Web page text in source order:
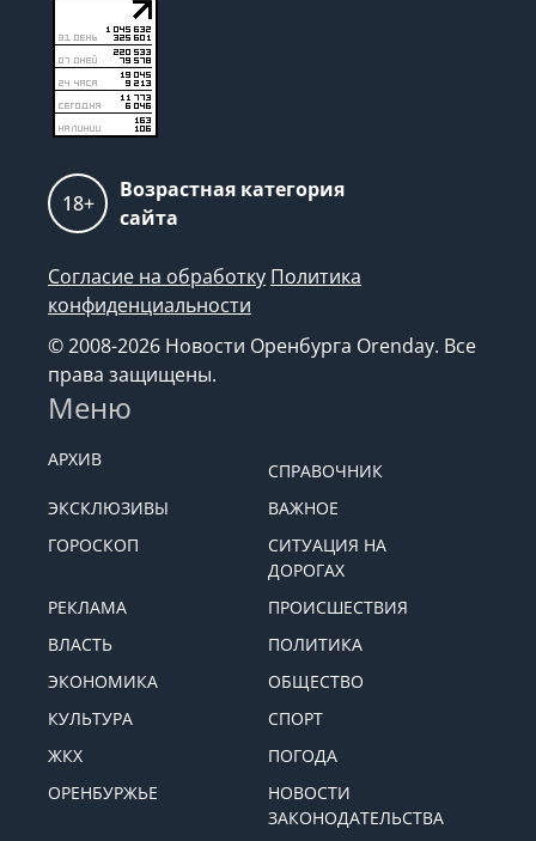
18+
Возрастная категория
сайта
Согласие на обработку Политика
конфиденциальности
© 2008-2026 Новости Оренбурга Orenday. Все
права защищены.
Меню
АРХИВ
СПРАВОЧНИК
ЭКСКЛЮЗИВЫ
ВАЖНОЕ
ГОРОСКОП
СИТУАЦИЯ НА
ДОРОГАХ
РЕКЛАМА
ПРОИСШЕСТВИЯ
ВЛАСТЬ
ПОЛИТИКА
ЭКОНОМИКА
ОБЩЕСТВО
КУЛЬТУРА
СПОРТ
ЖКХ
ПОГОДА
ОРЕНБУРЖЬЕ
НОВОСТИ
ЗАКОНОДАТЕЛЬСТВА